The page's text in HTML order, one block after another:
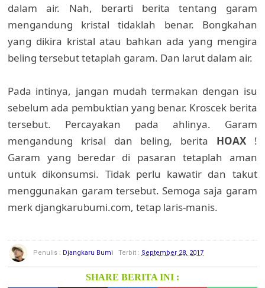
dalam air. Nah, berarti berita tentang garam
mengandung kristal tidaklah benar. Bongkahan
yang dikira kristal atau bahkan ada yang mengira
beling tersebut tetaplah garam. Dan larut dalam air.
Pada intinya, jangan mudah termakan dengan isu
sebelum ada pembuktian yang benar. Kroscek berita
tersebut. Percayakan pada ahlinya. Garam
mengandung krisal dan beling, berita HOAX!
Garam yang beredar di pasaran tetaplah aman
untuk dikonsumsi. Tidak perlu kawatir dan takut
menggunakan garam tersebut. Semoga saja garam
merk djangkarubumi.com, tetap laris-manis.
Penulis : Djangkaru Bumi Terbit : September 28, 2017
SHARE BERITA INI :